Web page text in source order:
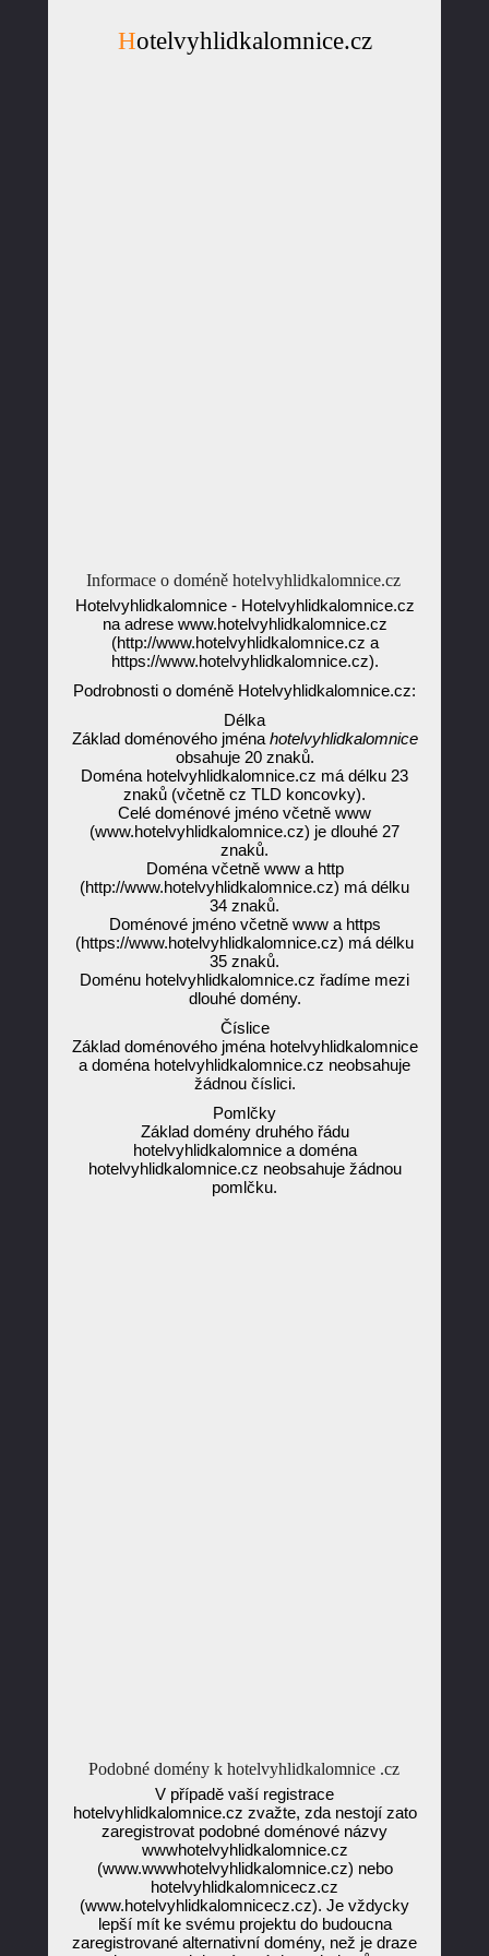
Hotelvyhlidkalomnice.cz
Informace o doméně hotelvyhlidkalomnice.cz
Hotelvyhlidkalomnice - Hotelvyhlidkalomnice.cz
na adrese www.hotelvyhlidkalomnice.cz
(http://www.hotelvyhlidkalomnice.cz a
https://www.hotelvyhlidkalomnice.cz).
Podrobnosti o doméně Hotelvyhlidkalomnice.cz:
Délka
Základ doménového jména hotelvyhlidkalomnice
obsahuje 20 znaků.
Doména hotelvyhlidkalomnice.cz má délku 23
znaků (včetně cz TLD koncovky).
Celé doménové jméno včetně www
(www.hotelvyhlidkalomnice.cz) je dlouhé 27
znaků.
Doména včetně www a http
(http://www.hotelvyhlidkalomnice.cz) má délku
34 znaků.
Doménové jméno včetně www a https
(https://www.hotelvyhlidkalomnice.cz) má délku
35 znaků.
Doménu hotelvyhlidkalomnice.cz řadíme mezi
dlouhé domény.
Číslice
Základ doménového jména hotelvyhlidkalomnice
a doména hotelvyhlidkalomnice.cz neobsahuje
žádnou číslici.
Pomlčky
Základ domény druhého řádu
hotelvyhlidkalomnice a doména
hotelvyhlidkalomnice.cz neobsahuje žádnou
pomlčku.
Podobné domény k hotelvyhlidkalomnice .cz
V případě vaší registrace
hotelvyhlidkalomnice.cz zvažte, zda nestojí zato
zaregistrovat podobné doménové názvy
wwwhotelvyhlidkalomnice.cz
(www.wwwhotelvyhlidkalomnice.cz) nebo
hotelvyhlidkalomnicecz.cz
(www.hotelvyhlidkalomnicecz.cz). Je vždycky
lepší mít ke svému projektu do budoucna
zaregistrované alternativní domény, než je draze